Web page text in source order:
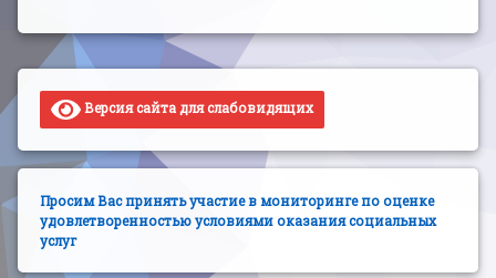
Версия сайта для слабовидящих
Просим Вас принять участие в мониторинге по оценке
удовлетворенностью условиями оказания социальных
услуг